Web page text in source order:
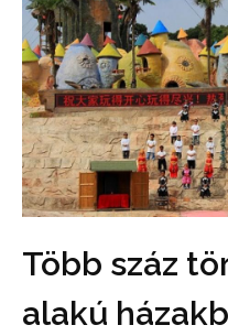
Több száz
alakú